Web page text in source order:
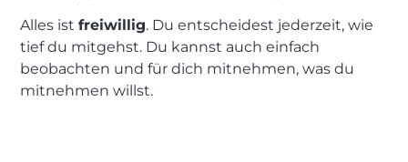
Alles ist freiwillig. Du entscheidest jederzeit, wie
tief du mitgehst. Du kannst auch einfach
beobachten und für dich mitnehmen, was du
mitnehmen willst.